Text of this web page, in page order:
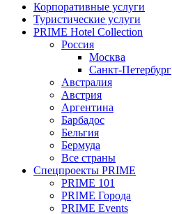
Корпоративные услуги
Туристические услуги
PRIME Hotel Collection
Россия
Москва
Санкт-Петербург
Австралия
Австрия
Аргентина
Барбадос
Бельгия
Бермуда
Все страны
Спецпроекты PRIME
PRIME 101
PRIME Города
PRIME Events